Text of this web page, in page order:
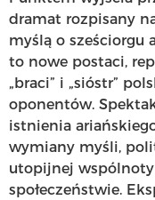
dramat rozpisany
myślą o sześciorgu
to nowe postaci,
„braci” i „sióstr”
oponentów.
istnienia
wymiany myśli,
utopijnej wspólnoty
społeczeństwie.